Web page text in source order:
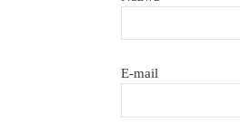
E-mail